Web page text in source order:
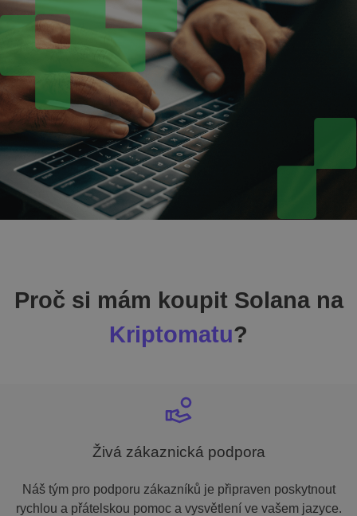
Proč si mám koupit Solana na
Kriptomatu?
Živá zákaznická podpora
Náš tým pro podporu zákazníků je připraven poskytnout
rychlou a přátelskou pomoc a vysvětlení ve vašem jazyce.